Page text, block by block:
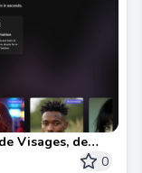
Visages, de
0